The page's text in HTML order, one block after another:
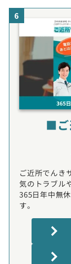
6
■ご
ご近所でんき
気のトラブル
365日年中無
す。